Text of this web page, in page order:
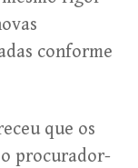
conforme
que os
procurador-